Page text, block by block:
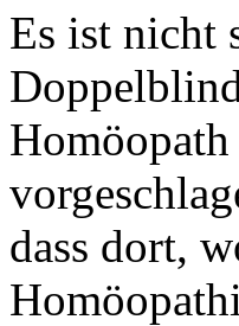
Es ist nicht
Homöopath
dass dort,